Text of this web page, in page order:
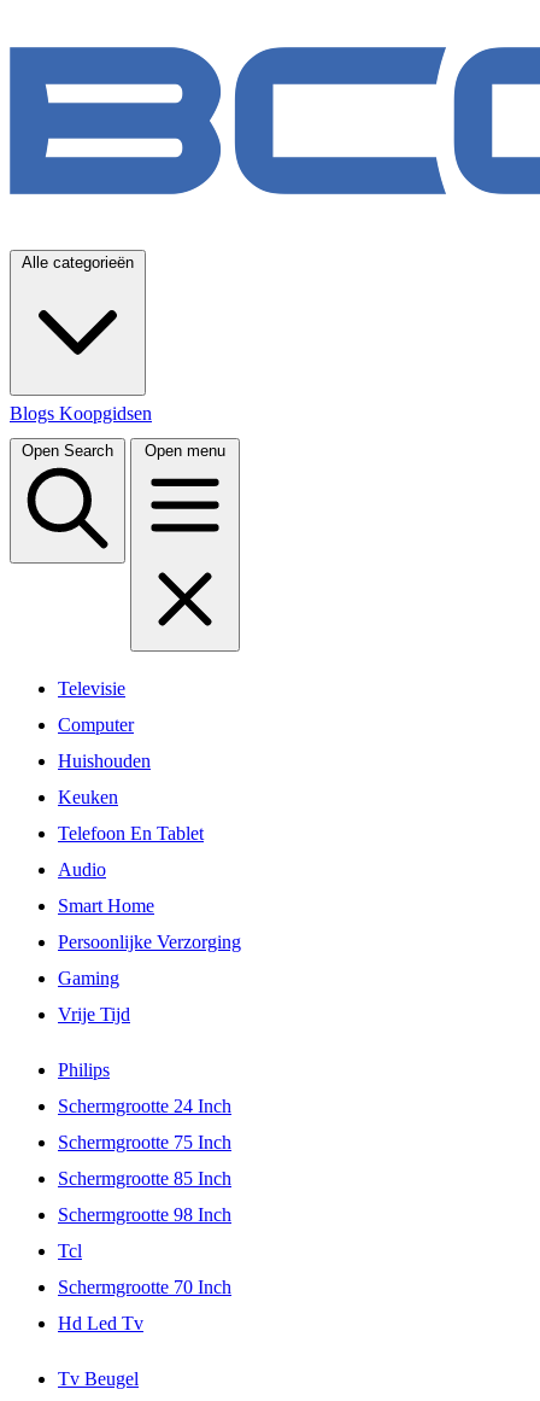
Alle categorieën
Blogs Koopgidsen
Open Search Open menu
Televisie
Computer
Huishouden
Keuken
Telefoon En Tablet
Audio
Smart Home
Persoonlijke Verzorging
Gaming
Vrije Tijd
Philips
Schermgrootte 24 Inch
Schermgrootte 75 Inch
Schermgrootte 85 Inch
Schermgrootte 98 Inch
Tcl
Schermgrootte 70 Inch
Hd Led Tv
Tv Beugel